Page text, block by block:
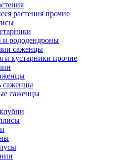
растения прочие
и рододендроны
саженцы
и кустарники прочие
саженцы
саженцы